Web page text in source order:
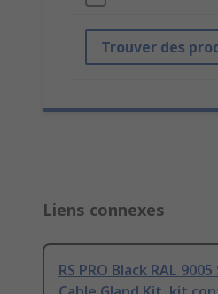
Trouver des
Liens connexes
RS PRO Black RAL